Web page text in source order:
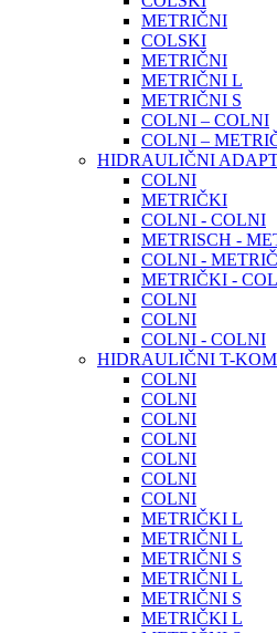
METRIČNI
COLSKI
METRIČNI
METRIČNI L
METRIČNI S
COLNI – COLNI
COLNI –
HIDRAULIČNI
COLNI
METRIČKI
COLNI - COLNI
METRISCH -
COLNI -
METRIČKI -
COLNI
COLNI
COLNI - COLNI
HIDRAULIČNI T-
COLNI
COLNI
COLNI
COLNI
COLNI
COLNI
COLNI
METRIČKI L
METRIČNI L
METRIČNI S
METRIČNI L
METRIČNI S
METRIČKI L